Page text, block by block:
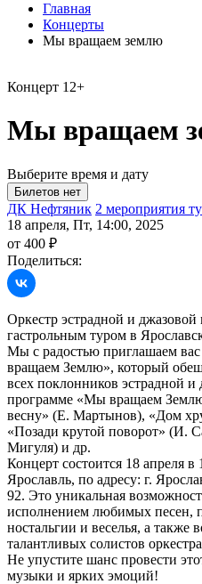
Главная
Концерты
Мы вращаем землю
Концерт 12+
Мы вращаем
Выберите время и дату
ДК Нефтяник 2 мероприятия
18 апреля, Пт, 14:00, 2025
от 400 ₽
Поделиться:
Оркестр эстрадной и
гастрольным туром в
Мы с радостью приглашаем
вращаем Землю», который
всех поклонников эстрадной
программе «Мы вращаем
весну» (Е. Мартынов), «Дом
«Позади крутой поворот» (И.
Мигуля) и др.
Концерт состоится 18 апреля
Ярославль, по адресу: г.
92. Это уникальная
исполнением любимых песен,
ностальгии и веселья, а также
талантливых солистов
Не упустите шанс провести
музыки и ярких эмоций!